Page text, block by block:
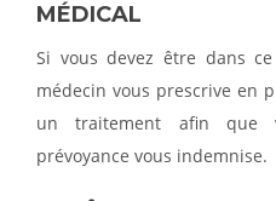
MÉDICAL
Si vous devez être dans
médecin vous prescrive en
un traitement afin que
prévoyance vous indemnise.